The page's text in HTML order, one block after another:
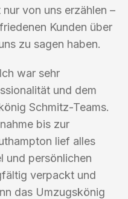
von uns erzählen –
Kunden über
zu sagen haben.
war sehr
und dem
Schmitz-Teams.
bis zur
lief alles
und persönlichen
verpackt und
das Umzugskönig